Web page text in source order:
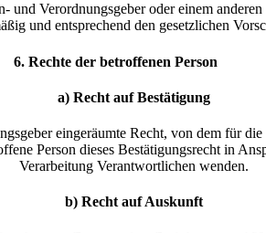
Verordnungsgeber oder einem
und entsprechend den gesetzlichen
6. Rechte der betroffenen Person
a) Recht auf Bestätigung
eingeräumte Recht, von dem für
Person dieses Bestätigungsrecht in
Verarbeitung Verantwortlichen wenden.
b) Recht auf Auskunft